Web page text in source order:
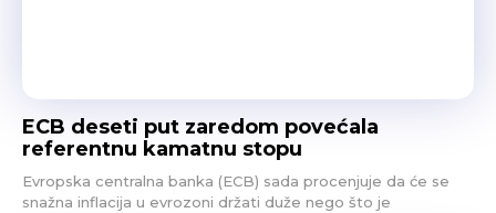
ECB deseti put zaredom povećala
referentnu kamatnu stopu
Evropska centralna banka (ECB) sada procenjuje da će se
snažna inflacija u evrozoni držati duže nego što je